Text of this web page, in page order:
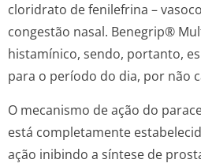
cloridrato de fenilefrina –
congestão nasal. Benegrip®
histamínico, sendo, portanto,
para o período do dia, por não
O mecanismo de ação do
está completamente
ação inibindo a síntese de